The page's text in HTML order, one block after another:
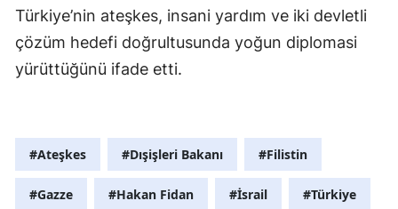
Türkiye’nin ateşkes, insani yardım ve iki devletli
çözüm hedefi doğrultusunda yoğun diplomasi
yürüttüğünü ifade etti.
#Ateşkes #Dışişleri Bakanı #Filistin
#Gazze #Hakan Fidan #İsrail #Türkiye